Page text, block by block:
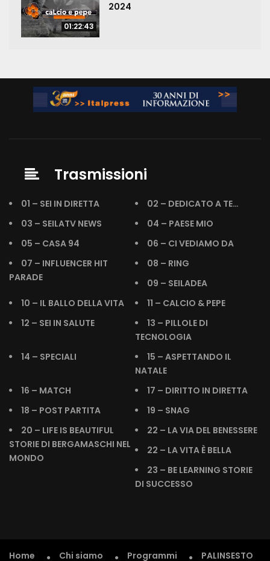
01:22:43
2024
Trasmissioni
01 – SEI IN DIRETTA
02 – DEDICATO A TE…
03 – SEILATV NEWS
04 – PAESE MIO
05 – CASA 94
06 – CI VEDIAMO DA
07 – INFLUENCER HIT
PARADE
08 – RING
09 – SEILADEA
10 – IL BALLO DELLA VITA
11 – CALCIO & PEPE
12 – SEI IN SALUTE
13 – PILLOLE DI
TECNOLOGIA
14 – SPECIALI
15 – ASPETTANDO IL
NATALE
16 – MATCH
17 – DIRITTO IN DIRETTA
18 – POST PARTITA
19 – SNAG
20 – LIFE IS BEAUTIFUL
STORIE DI BERGAMASCHI NEL
MONDO
22 – LA VIA DEL BENESSERE
22 – LA VITA È BELLA
23 – BE LEARNING STORIE
DI SUCCESSO
Home Chi siamo Programmi PALINSESTO